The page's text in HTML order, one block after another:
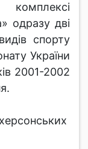
одразу дві
спорту
України
2001-2002